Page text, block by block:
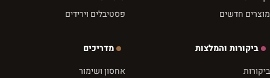
מוצרים חדשים
פסטיבלים וירידים
ביקורות והמלצות
ביקורות
מדריכים
אחסון ושימור